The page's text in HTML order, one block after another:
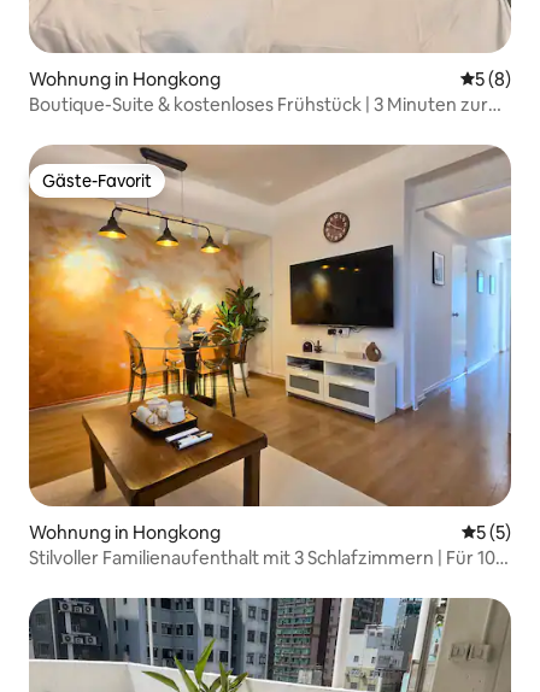
Wohnung in Hongkong
5 (8)
Boutique-Suite & kostenloses Frühstück | 3 Minuten zur
Gäste-Favorit
Gäste-Favorit
Wohnung in Hongkong
5 (5)
Stilvoller Familienaufenthalt mit 3 Schlafzimmern | Für 10